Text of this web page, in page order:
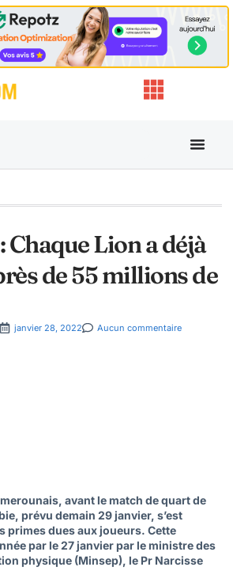
Chaque Lion a déjà
de 55 millions de
janvier 28, 2022 Aucun commentaire
avant le match de quart de
prévu demain 29 janvier, s’est
primes dues aux joueurs. Cette
par le 27 janvier par le ministre des
physique (Minsep), le Pr Narcisse